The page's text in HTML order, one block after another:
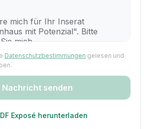
Datenschutzbestimmungen gelesen und
Nachricht senden
Exposé herunterladen